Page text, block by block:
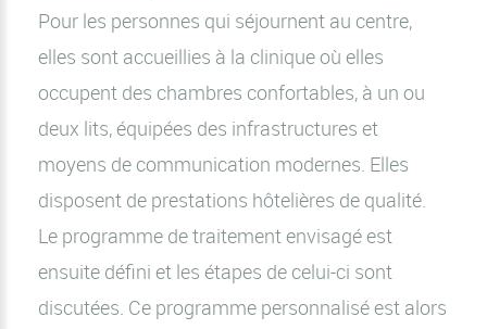
Pour les personnes qui séjournent au centre,
elles sont accueillies à la clinique où elles
occupent des chambres confortables, à un ou
deux lits, équipées des infrastructures et
moyens de communication modernes. Elles
disposent de prestations hôtelières de qualité.
Le programme de traitement envisagé est
ensuite défini et les étapes de celui-ci sont
discutées. Ce programme personnalisé est alors